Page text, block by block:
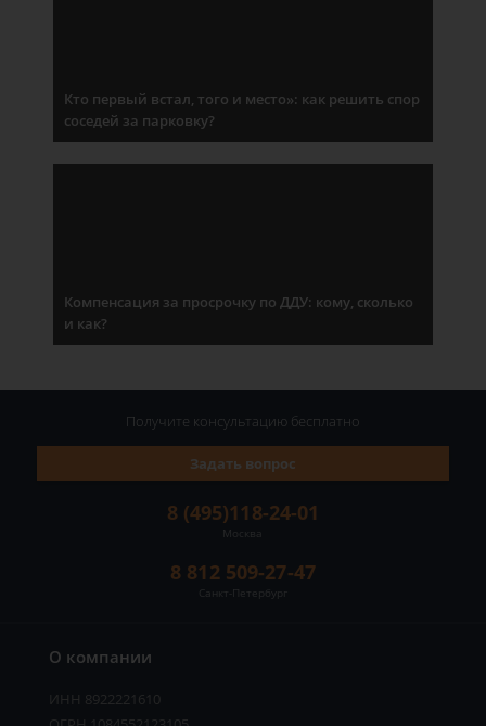
Кто первый встал, того и место»: как решить спор
соседей за парковку?
Компенсация за просрочку по ДДУ: кому, сколько
и как?
О компании
ИНН 8922221610
8 (495)118-24-01
Москва
8 812 509-27-47
Санкт-Петербург
Задать вопрос
Получите консультацию бесплатно